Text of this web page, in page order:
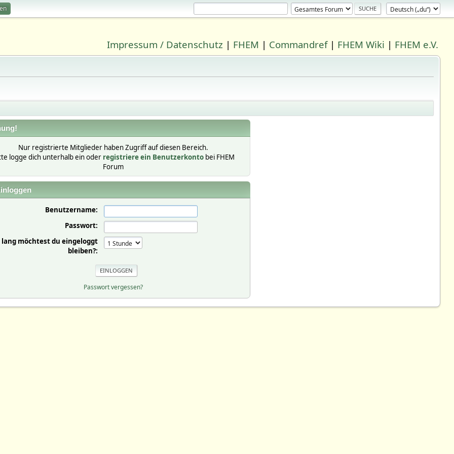
Impressum / Datenschutz | FHEM | Commandref| FHEM Wiki | FHEM e.V.
Nur registrierte Mitglieder haben Zugriff auf diesen Bereich.
logge dich unterhalb ein oder registriere ein Benutzerkontobei FHEM
Forum
Benutzername:
Passwort:
lang möchtest du eingeloggt
bleiben?:
Passwort vergessen?